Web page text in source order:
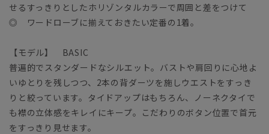
せるすっきりとしたホリゾンタルカラーで周囲と差をつけて
◎ ワードローブに揃えておきたい定番の1着。
【モデル】 BASIC
普遍的でスタンダードなシルエット。バストや肩回りに心地よ
いゆとりを残しつつ、2本の背ダーツを施しウエストをすっき
りと絞っています。タイドアップはもちろん、ノーネクタイで
も襟の立体感をキレイにキープ。こだわりのボタン位置で首元
をすっきり見せます。